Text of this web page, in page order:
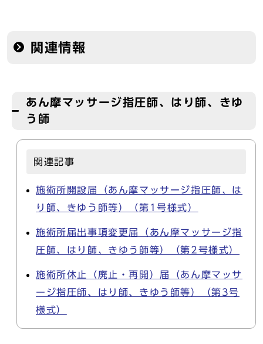
関連情報
あん摩マッサージ指圧師、はり師、きゆ
う師
関連記事
施術所開設届（あん摩マッサージ指圧師、は
り師、きゆう師等）（第1号様式）
施術所届出事項変更届（あん摩マッサージ指
圧師、はり師、きゆう師等）（第2号様式）
施術所休止（廃止・再開）届（あん摩マッサ
ージ指圧師、はり師、きゆう師等）（第3号
様式）